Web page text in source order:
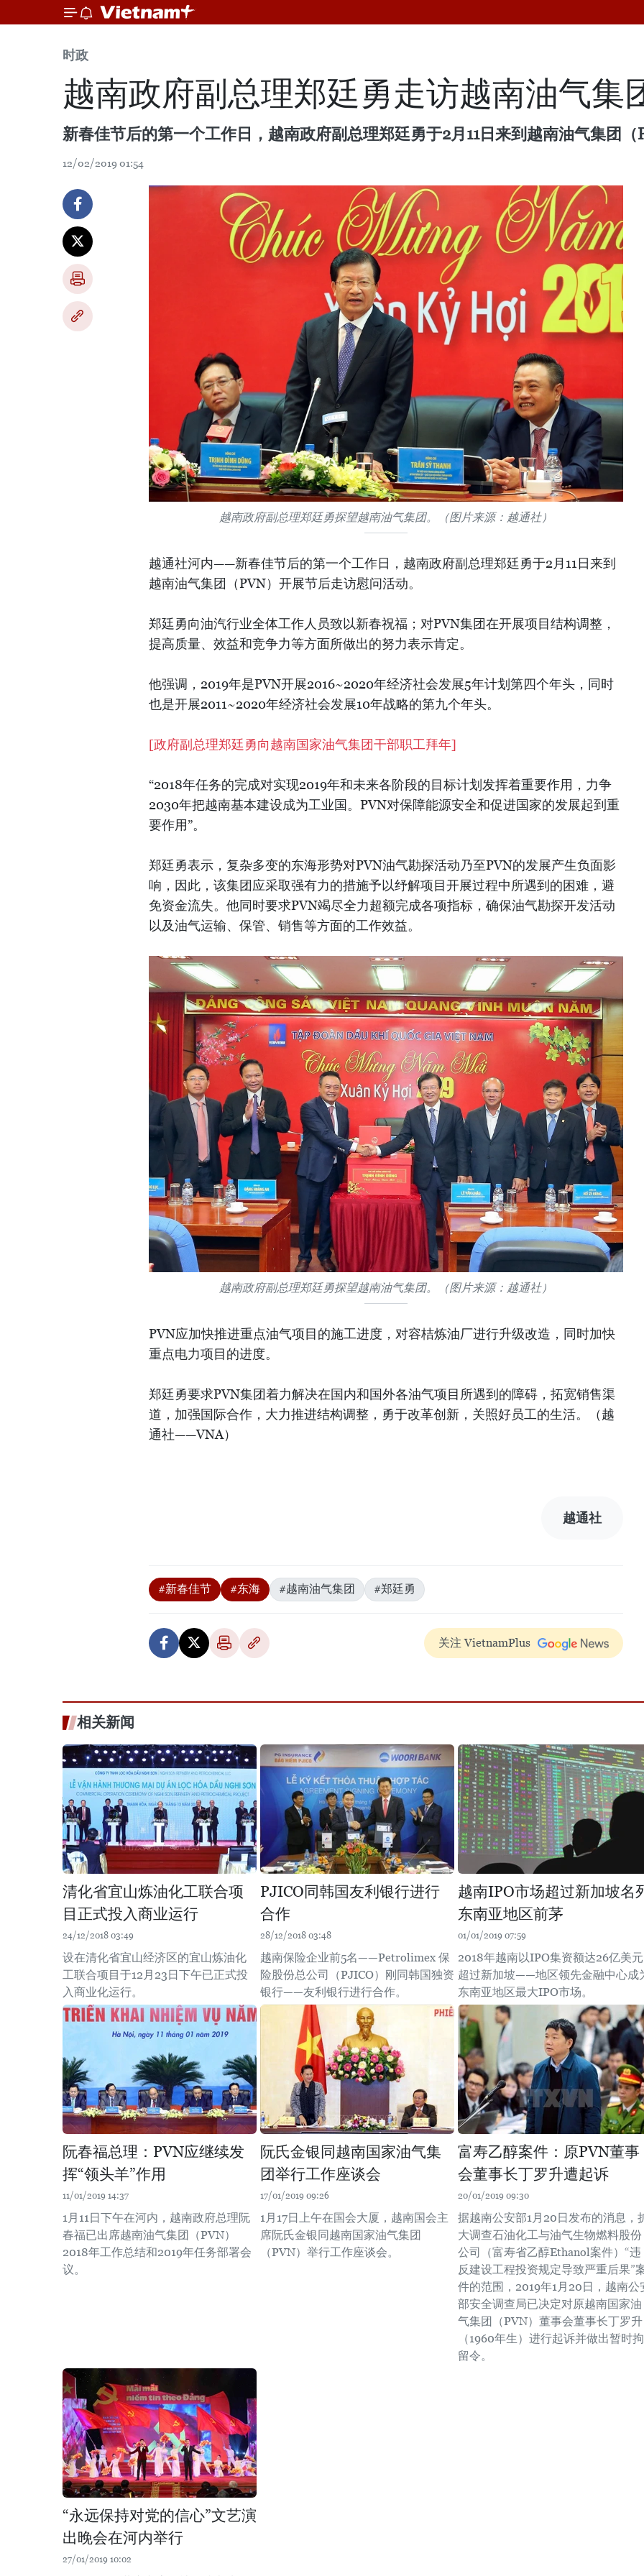
时政
越南政府副总理郑廷勇走访越南油气集
新春佳节后的第一个工作日，越南政府副总理郑廷勇于2月11日来到越南油气集团
12/02/2019 01:54
越南政府副总理郑廷勇探望越南油气集团。（图片来源：越通社）
越通社河内——新春佳节后的第一个工作日，越南政府副总理郑廷勇于2月11日来到
越南油气集团（PVN）开展节后走访慰问活动。
郑廷勇向油汽行业全体工作人员致以新春祝福；对PVN集团在开展项目结构调整，
提高质量、效益和竞争力等方面所做出的努力表示肯定。
他强调，2019年是PVN开展2016~2020年经济社会发展5年计划第四个年头，同时
也是开展2011~2020年经济社会发展10年战略的第九个年头。
[政府副总理郑廷勇向越南国家油气集团干部职工拜年]
“2018年任务的完成对实现2019年和未来各阶段的目标计划发挥着重要作用，力争
2030年把越南基本建设成为工业国。PVN对保障能源安全和促进国家的发展起到重
要作用”。
郑廷勇表示，复杂多变的东海形势对PVN油气勘探活动乃至PVN的发展产生负面影
响，因此，该集团应采取强有力的措施予以纾解项目开展过程中所遇到的困难，避
免资金流失。他同时要求PVN竭尽全力超额完成各项指标，确保油气勘探开发活动
以及油气运输、保管、销售等方面的工作效益。
越南政府副总理郑廷勇探望越南油气集团。（图片来源：越通社）
PVN应加快推进重点油气项目的施工进度，对容桔炼油厂进行升级改造，同时加快
重点电力项目的进度。
郑廷勇要求PVN集团着力解决在国内和国外各油气项目所遇到的障碍，拓宽销售渠
道，加强国际合作，大力推进结构调整，勇于改革创新，关照好员工的生活。（越
通社——VNA）
越通社
#新春佳节 #东海 #越南油气集团 #郑廷勇
关注 VietnamPlus
相关新闻
清化省宜山炼油化工联合项
目正式投入商业运行
24/12/2018 03:49
设在清化省宜山经济区的宜山炼油化
工联合项目于12月23日下午已正式投
入商业化运行。
PJICO同韩国友利银行进行
合作
28/12/2018 03:48
越南保险企业前5名——Petrolimex 保
险股份总公司（PJICO）刚同韩国独资
银行——友利银行进行合作。
越南IPO市场超过新加坡名
东南亚地区前茅
01/01/2019 07:59
2018年越南以IPO集资额达26亿美元
超过新加坡——地区领先金融中心成
东南亚地区最大IPO市场。
阮春福总理：PVN应继续发
挥“领头羊”作用
11/01/2019 14:37
1月11日下午在河内，越南政府总理阮
春福已出席越南油气集团（PVN）
2018年工作总结和2019年任务部署会
议。
阮氏金银同越南国家油气集
团举行工作座谈会
17/01/2019 09:26
1月17日上午在国会大厦，越南国会主
席阮氏金银同越南国家油气集团
（PVN）举行工作座谈会。
富寿乙醇案件：原PVN董事
会董事长丁罗升遭起诉
20/01/2019 09:30
据越南公安部1月20日发布的消息，
大调查石油化工与油气生物燃料股份
公司（富寿省乙醇Ethanol案件）“违
反建设工程投资规定导致严重后果”
件的范围，2019年1月20日，越南公
部安全调查局已决定对原越南国家油
气集团（PVN）董事会董事长丁罗升
（1960年生）进行起诉并做出暂时拘
留令。
“永远保持对党的信心”文艺演
出晚会在河内举行
27/01/2019 10:02